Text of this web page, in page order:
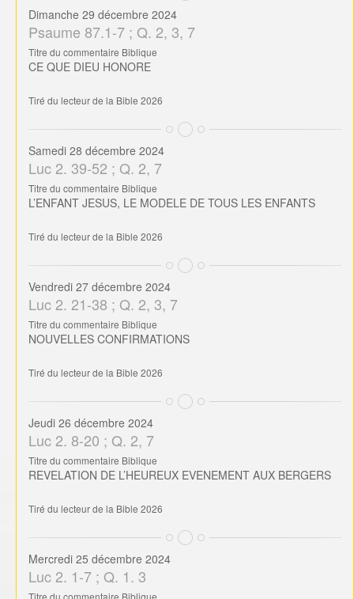
Dimanche 29 décembre 2024
Psaume 87.1-7 ; Q. 2, 3, 7
Titre du commentaire Biblique
CE QUE DIEU HONORE
Tiré du lecteur de la Bible 2026
Samedi 28 décembre 2024
Luc 2. 39-52 ; Q. 2, 7
Titre du commentaire Biblique
L’ENFANT JESUS, LE MODELE DE TOUS LES ENFANTS
Tiré du lecteur de la Bible 2026
Vendredi 27 décembre 2024
Luc 2. 21-38 ; Q. 2, 3, 7
Titre du commentaire Biblique
NOUVELLES CONFIRMATIONS
Tiré du lecteur de la Bible 2026
Jeudi 26 décembre 2024
Luc 2. 8-20 ; Q. 2, 7
Titre du commentaire Biblique
REVELATION DE L’HEUREUX EVENEMENT AUX BERGERS
Tiré du lecteur de la Bible 2026
Mercredi 25 décembre 2024
Luc 2. 1-7 ; Q. 1. 3
Titre du commentaire Biblique